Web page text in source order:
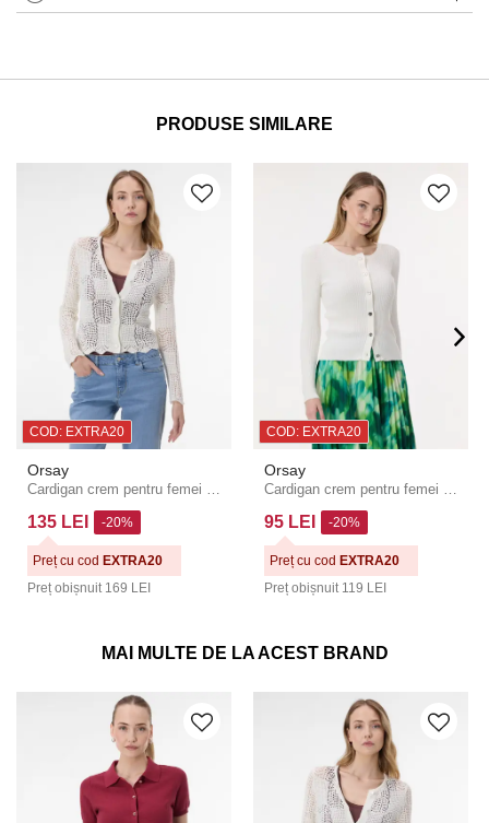
PRODUSE SIMILARE
COD: EXTRA20
Orsay
Cardigan crem pentru femei ORSAY
135 LEI
Preț obișnuit 169 LEI
-20%
Preț cu cod EXTRA20
COD: EXTRA20
Orsay
Cardigan crem pentru femei ORSAY
95 LEI
Preț obișnuit 119 LEI
-20%
Preț cu cod EXTRA20
MAI MULTE DE LA ACEST BRAND